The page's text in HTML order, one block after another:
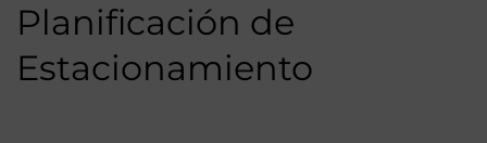
Planificación de
Estacionamiento